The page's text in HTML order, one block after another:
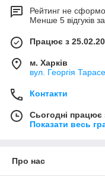
Рейтинг не
Менше 5 відгуків
Працює з
м. Харків
вул. Георгія
Контакти
Сьогодні працює
Показати весь
Про нас